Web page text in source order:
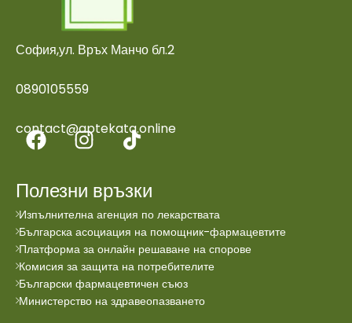
София,ул. Връх Манчо бл.2
0890105559
contact@aptekata.online
Полезни връзки
Изпълнителна агенция по лекарствата
Българска асоциация на помощник-фармацевтите
Платформа за онлайн решаване на спорове
Комисия за защита на потребителите
Български фармацевтичен съюз
Министерство на здравеопазването